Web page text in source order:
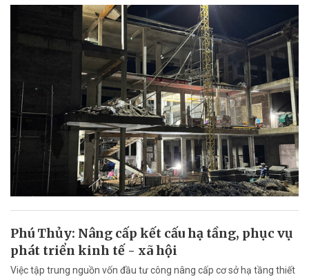
Phú Thủy: Nâng cấp kết cấu hạ tầng, phục vụ
phát triển kinh tế - xã hội
Việc tập trung nguồn vốn đầu tư công nâng cấp cơ sở hạ tầng thiết